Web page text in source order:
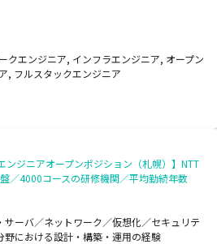
クエンジニア, インフラエンジニア, オープン
, フルスタックエンジニア
ンジニアオープンポジション（札幌）】NTT
／4000コースの研修機関／平均勤続年数
ーバ／ネットワーク／仮想化／セキュリテ
野における設計・構築・運用の経験